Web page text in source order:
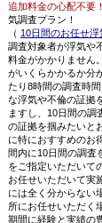
追加料金の心配不要！
気調査プラン！
（ 10日間のお任せ
調査対象者が浮気や
料金がかかりません
がいくらかかるか分
たり8時間の調査時
な浮気や不倫の証拠
ますし、10日間の調
の証拠を掴みたいと
に特におすすめのお
間内に10日間の調査
をご指定いただいて
お任せいただいて実
には全く分からない
所にお任せいただく
期間に経験と実績の